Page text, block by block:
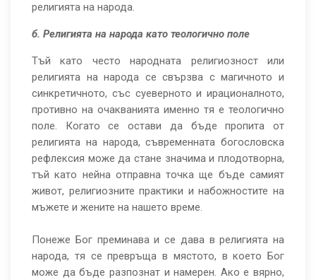
религията на народа.
б. Религията на народа като теологично поле
Тъй като често народната религиозност или
религията на народа се свързва с магичното и
синкретичното, със суеверното и ирационалното,
противно на очакванията именно тя е теологично
поле. Когато се остави да бъде пропита от
религията на народа, съвременната богословска
рефлексия може да стане значима и плодотворна,
тъй като нейна отправна точка ще бъде самият
живот, религиозните практики и набожностите на
мъжете и жените на нашето време.
Понеже Бог преминава и се дава в религията на
народа, тя се превръща в мястото, в което Бог
може да бъде разпознат и намерен. Ако е вярно,